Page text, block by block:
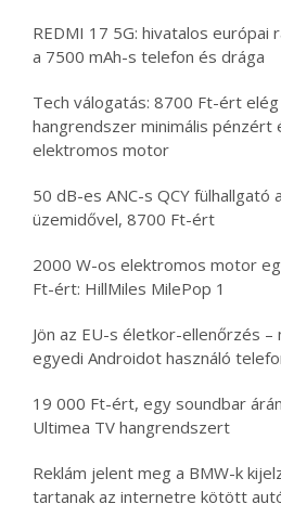
REDMI 17 5G: hivatalos európai
a 7500 mAh-s telefon és drága
Tech válogatás: 8700 Ft-ért
hangrendszer minimális pénzért
elektromos motor
50 dB-es ANC-s QCY fülhallgató
üzemidővel, 8700 Ft-ért
2000 W-os elektromos motor
Ft-ért: HillMiles MilePop 1
Jön az EU-s életkor-ellenőrzés
egyedi Androidot használó
19 000 Ft-ért, egy soundbar
Ultimea TV hangrendszert
Reklám jelent meg a BMW-k
tartanak az internetre kötött